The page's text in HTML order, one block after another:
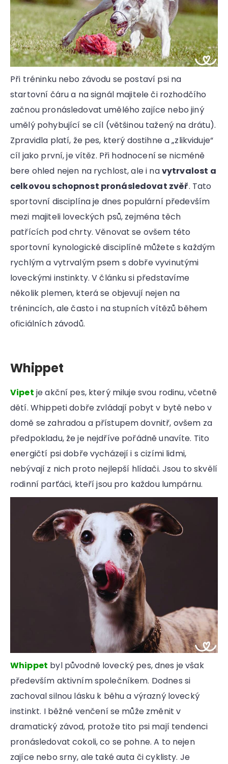
Při tréninku nebo závodu se postaví psi na
startovní čáru a na signál majitele či rozhodčího
začnou pronásledovat umělého zajíce nebo jiný
umělý pohybující se cíl (většinou tažený na drátu).
Zpravidla platí, že pes, který dostihne a „zlikviduje“
cíl jako první, je vítěz. Při hodnocení se nicméně
bere ohled nejen na rychlost, ale i navytrvalost a
celkovou schopnost pronásledovat zvěř. Tato
sportovní disciplína je dnes populární především
mezi majiteli loveckých psů, zejména těch
patřících pod chrty. Věnovat se ovšem této
sportovní kynologické disciplíně můžete s každým
rychlým a vytrvalým psem s dobře vyvinutými
loveckými instinkty. V článku si představíme
několik plemen, která se objevují nejen na
trénincích, ale často i na stupních vítězů během
oficiálních závodů.
Whippet
Vipet je akční pes, který miluje svou rodinu, včetně
dětí. Whippeti dobře zvládají pobyt v bytě nebo v
domě se zahradou a přístupem dovnitř, ovšem za
předpokladu, že je nejdříve pořádně unavíte. Tito
energičtí psi dobře vycházejí i s cizími lidmi,
nebývají z nich proto nejlepší hlídači. Jsou to skvělí
rodinní parťáci, kteří jsou pro každou lumpárnu.
Whippet byl původně lovecký pes, dnes je však
především aktivním společníkem. Dodnes si
zachoval silnou lásku k běhu a výrazný lovecký
instinkt. I běžné venčení se může změnit v
dramatický závod, protože tito psi mají tendenci
pronásledovat cokoli, co se pohne. A to nejen
zajíce nebo srny, ale také auta či cyklisty. Je
D
o
p
o
r
u
č
u
j
e
m
e